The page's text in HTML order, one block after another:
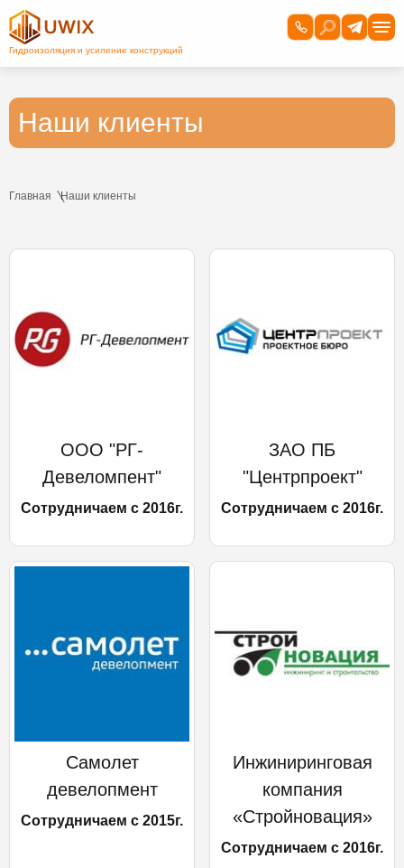
Наши клиенты
Главная Наши клиенты
ООО "РГ-
Девеломпент"
Сотрудничаем с 2016г.
ЗАО ПБ
"Центрпроект"
Сотрудничаем с 2016г.
Самолет
девелопмент
Сотрудничаем с 2015г.
Инжиниринговая
компания
«Стройновация»
Сотрудничаем с 2016г.